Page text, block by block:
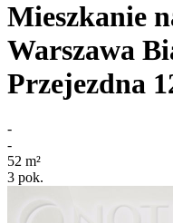
Mieszkanie
Warszawa
Przejezdna
-
-
52 m²
3 pok.